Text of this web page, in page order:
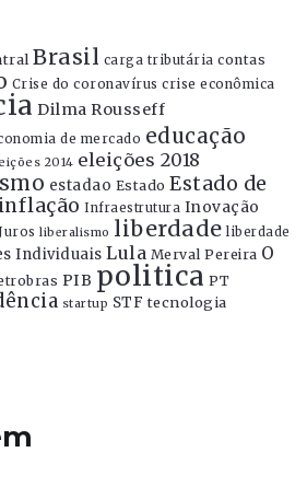
Brasil carga tributária contas
Crise do coronavírus crise econômica
Dilma Rousseff
de mercado educação
2014 eleições 2018
estadao Estado Estado de
inflação Infraestrutura Inovação
liberalismo liberdade liberdade
Individuais Lula Merval Pereira O
PIB politica PT
startup STF tecnologia